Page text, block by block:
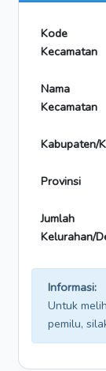
Kode
Kecamatan
Nama
Kecamatan
Kabupaten/
Provinsi
Jumlah
Kelurahan/
Informasi:
Untuk
pemilu,